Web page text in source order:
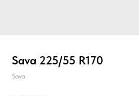
Sava 225/55 R170
Sava